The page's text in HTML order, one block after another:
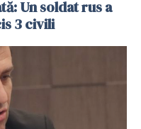
Un soldat rus a
3 civili